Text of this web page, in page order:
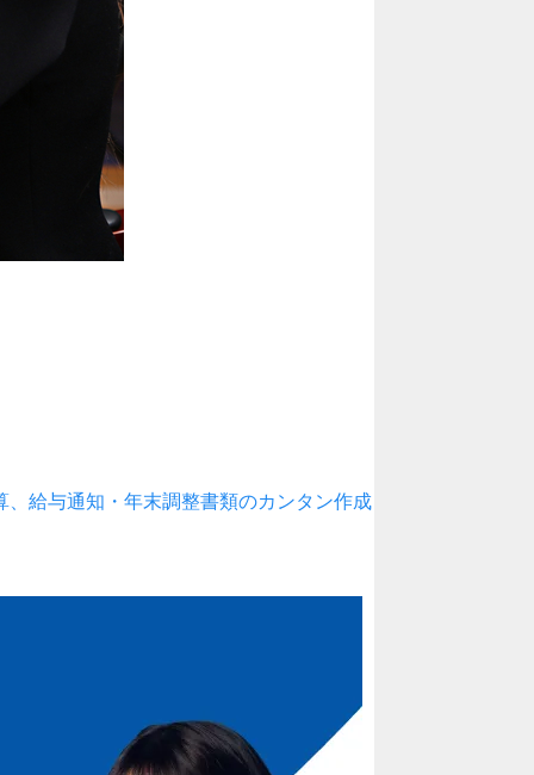
給与通知・年末調整書類のカンタン作成